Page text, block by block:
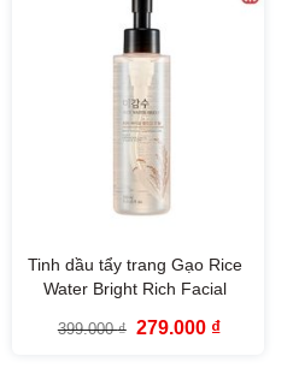
Tinh dầu tẩy trang Gạo Rice
Water Bright Rich Facial
(150ml)
399.000₫ Giá
279.000 ₫Giá